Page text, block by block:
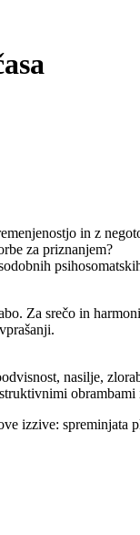
in z
za priznanjem?
Za srečo in
nasilje,
izzive: spreminjata